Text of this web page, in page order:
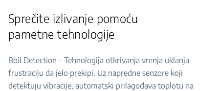
Sprečite izlivanje pomoću
pametne tehnologije
Boil Detection - Tehnologija otkrivanja vrenja uklanja
frustraciju da jelo prekipi. Uz napredne senzore koji
detektuju vibracije, automatski prilagođava toplotu na